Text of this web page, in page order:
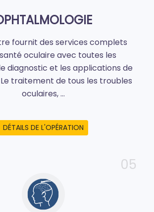
fournit des services complets
oculaire avec toutes les
diagnostic et les applications de
traitement de tous les troubles
oculaires, ...
DÉTAILS DE L'OPÉRATION
05